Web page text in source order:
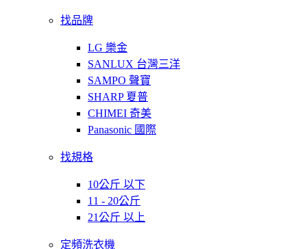
找品牌
LG 樂金
SANLUX 台灣三洋
SAMPO 聲寶
SHARP 夏普
CHIMEI 奇美
Panasonic 國際
找規格
10公斤 以下
11 - 20公斤
21公斤 以上
定頻洗衣機